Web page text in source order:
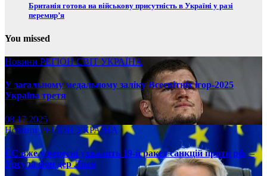
Британія готова на військову присутність в Україні у разі
перемир’я
You missed
Новини РЕГІОНСВІТ УКРАЇНА
У загальному медальному заліку Всесвітніх ігор-2025
Україна третя
08.17.2025
НовиниРЕГІОН УКРАЇНА
ЄС вже у вересні ухвалить 19-й ракет санкцій проти рф, –
Урсула фон дер Ляєн